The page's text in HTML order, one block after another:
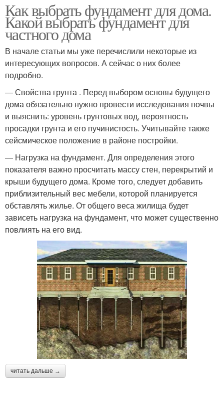
Как выбрать фундамент для дома.
Какой выбрать фундамент для
частного дома
В начале статьи мы уже перечислили некоторые из
интересующих вопросов. А сейчас о них более
подробно.
— Свойства грунта . Перед выбором основы будущего
дома обязательно нужно провести исследования почвы
и выяснить: уровень грунтовых вод, вероятность
просадки грунта и его пучинистость. Учитывайте также
сейсмическое положение в районе постройки.
— Нагрузка на фундамент. Для определения этого
показателя важно просчитать массу стен, перекрытий и
крыши будущего дома. Кроме того, следует добавить
приблизительный вес мебели, которой планируется
обставлять жилье. От общего веса жилища будет
зависеть нагрузка на фундамент, что может существенно
повлиять на его вид.
читать дальше →